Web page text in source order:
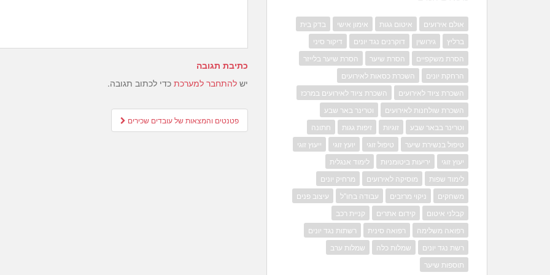
כתיבת תגובה
יש להתחבר למערכת כדי לכתוב תגובה.
Post
navigation
פטנטים והמצאות של עובדים שכירים
אולם אירועים איטום גגות אימון אישי
בדק בית
ברליץ
גירושין דוקרנים נגד יונים
דיקור סיני
הסרת משקפיים
הסרת שיער
הסרת שיער בלייזר
הרחקת יונים
השכרת כסאות לאירועים
השכרת ציוד לאירועים
השכרת ציוד לאירועים במרכז
השכרת שולחנות לאירועים
וטרינר באר שבע
וטרינר בבאר שבע
זוגיות זיפות גגות
חתונה
טיפול בנשירת שיער
טיפול זוגי יועץ זוגי
ייעוץ זוגי
יעוץ זוגי
יריעות ביטומניות
לימוד אנגלית
לימוד שפות
מוסיקה לאירועים
מרחיק יונים
משחקים
ניקוי מרזבים עבודה בחו"ל
עיצוב פנים
קבלני איטום
קידום אתרים
קניית רכב
רפואה משלימה
רפואה סינית
רשתות נגד יונים
רשת נגד יונים
שמלות כלה
שמלות ערב
תוספות שיער